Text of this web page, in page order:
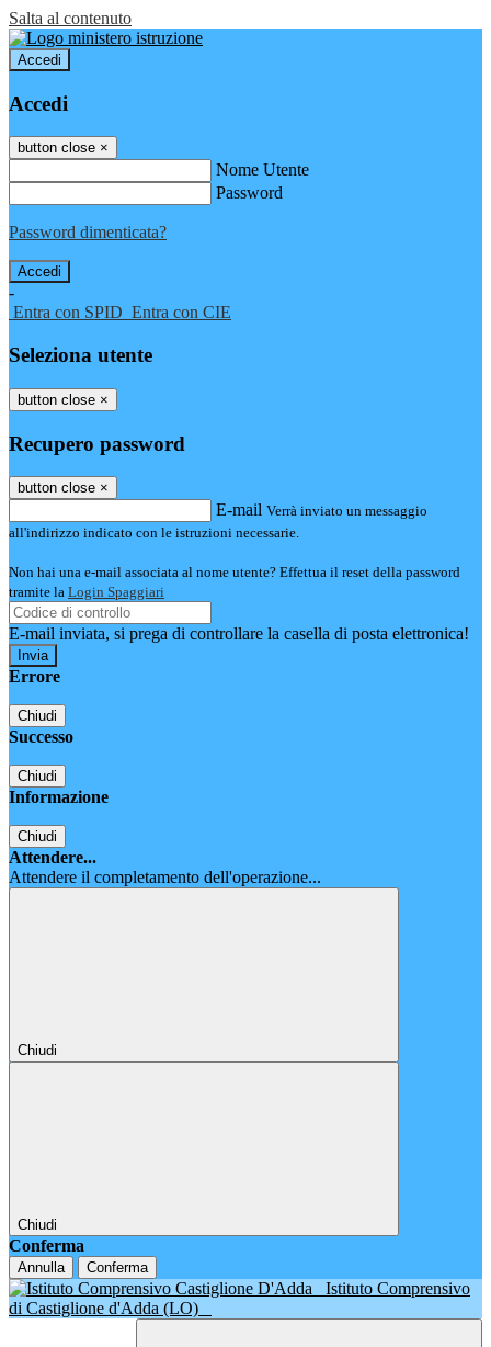
Salta al contenuto
Accedi
Accedi
button close ×
Nome Utente
Password
Password dimenticata?
-
Entra con SPID Entra con CIE
Seleziona utente
button close ×
Recupero password
button close ×
E-mail Verrà inviato un messaggio
all'indirizzo indicato con le istruzioni necessarie.
Non hai una e-mail associata al nome utente? Effettua il reset della password
tramite la Login Spaggiari
E-mail inviata, si prega di controllare la casella di posta elettronica!
Errore
Chiudi
Successo
Chiudi
Informazione
Chiudi
Attendere...
Attendere il completamento dell'operazione...
Chiudi
Chiudi
Conferma
Annulla Conferma
Istituto Comprensivo
di Castiglione d'Adda (LO)